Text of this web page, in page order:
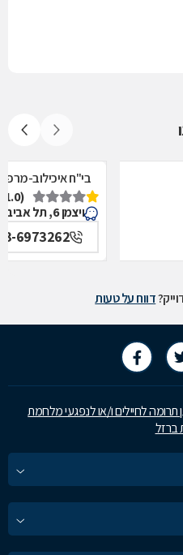
מערך,
בי"ח איכילוב-
תל אביב
(1.0)
ויצמן 6, תל אביב
6973262
דווח על טעות
לחיילים ו/או לנפגעי מלחמת
ברזל